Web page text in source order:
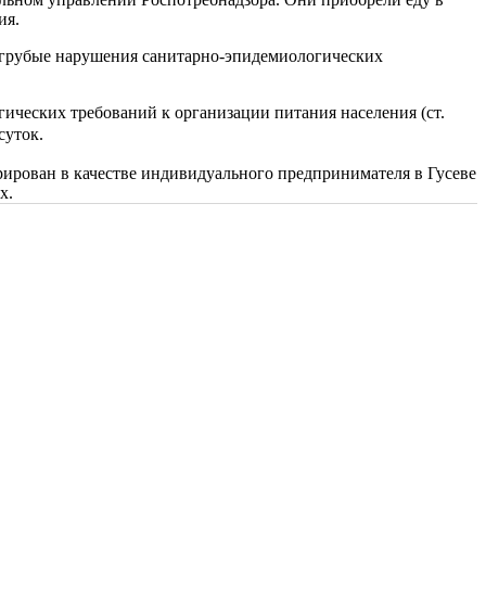
нарушения санитарно-эпидемиологических
требований к организации питания населения (ст.
в качестве индивидуального предпринимателя в Гусеве